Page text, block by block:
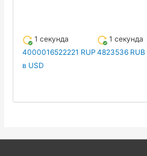
1 секунда
4000016522221 RUP
в USD
1 секунда
4823536 RUB